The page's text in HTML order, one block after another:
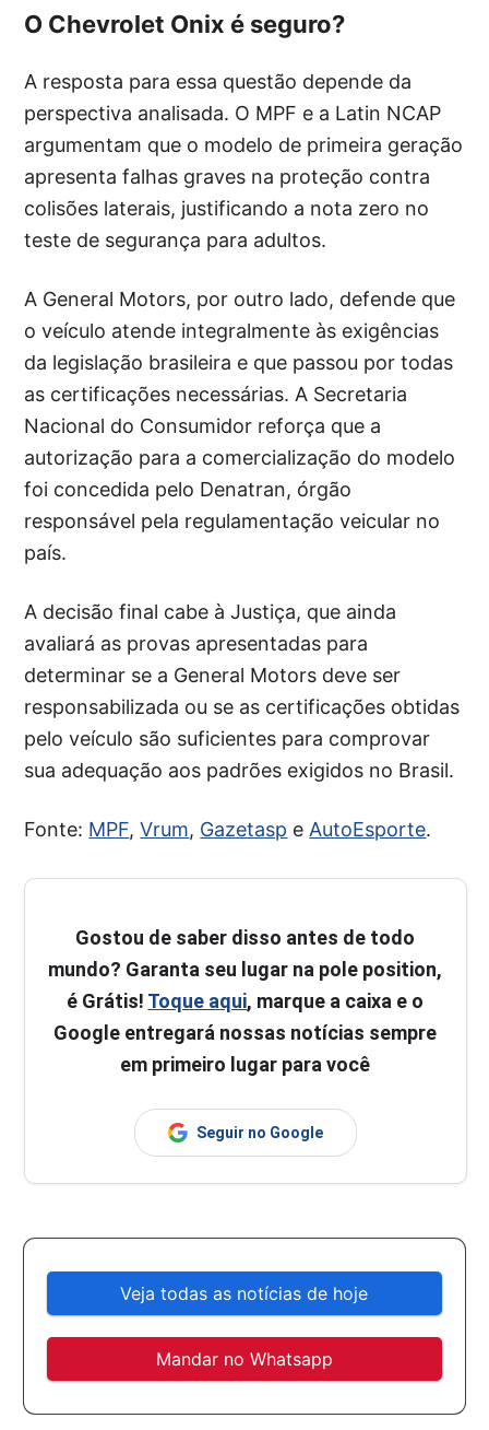
O Chevrolet Onix é seguro?
A resposta para essa questão depende da
perspectiva analisada. O MPF e a Latin NCAP
argumentam que o modelo de primeira geração
apresenta falhas graves na proteção contra
colisões laterais, justificando a nota zero no
teste de segurança para adultos.
A General Motors, por outro lado, defende que
o veículo atende integralmente às exigências
da legislação brasileira e que passou por todas
as certificações necessárias. A Secretaria
Nacional do Consumidor reforça que a
autorização para a comercialização do modelo
foi concedida pelo Denatran, órgão
responsável pela regulamentação veicular no
país.
A decisão final cabe à Justiça, que ainda
avaliará as provas apresentadas para
determinar se a General Motors deve ser
responsabilizada ou se as certificações obtidas
pelo veículo são suficientes para comprovar
sua adequação aos padrões exigidos no Brasil.
Fonte: MPF,Vrum, Gazetasp e AutoEsporte.
Gostou de saber disso antes de todo
mundo? Garanta seu lugar na pole position,
é Grátis! Toque aqui, marque a caixa e o
Google entregará nossas notícias sempre
em primeiro lugar para você
Seguir no Google
Veja todas as notícias de hoje
Mandar no Whatsapp